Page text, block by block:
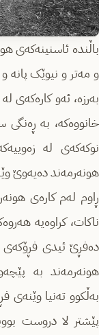
باڵندە ئاسنینەکەی
و مەتر و نیوێک
بەرزە، ئەو کارەکەی
خانووەکە، بە ڕەنگی
نوکەکەی لە
هونەرمەند دەیەوێ
ڕاوم لەم کارەی
ناکات، کراوەیە
دەفڕێ ئیدی
هونەرمەند بە
بەڵکوو تەنیا وێنەی
پێشتر لا دروست